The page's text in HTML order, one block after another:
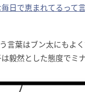
日で恵まれてるって
言葉はブン太にもよ
毅然とした態度でミ